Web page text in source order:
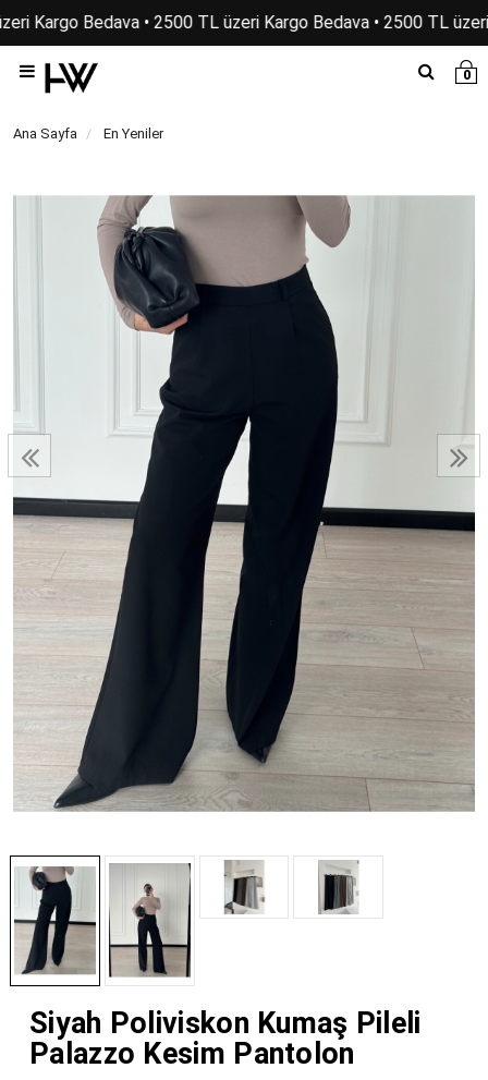
Kargo Bedava • 2500 TL üzeri Kargo Bedava • 2500 TL
0
Ana Sayfa En Yeniler
Siyah Poliviskon Kumaş Pileli
Palazzo Kesim Pantolon